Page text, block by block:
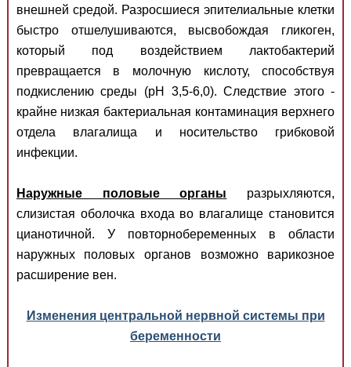
внешней средой. Разросшиеся эпителиальные клетки
быстро отшелушиваются, высвобождая гликоген,
который под воздействием лактобактерий
превращается в молочную кислоту, способствуя
подкислению среды (pH 3,5-6,0). Следствие этого -
крайне низкая бактериальная контаминация верхнего
отдела влагалища и носительство грибковой
инфекции.
Наружные половые органы разрыхляются,
слизистая оболочка входа во влагалище становится
цианотичной. У повторнобеременных в области
наружных половых органов возможно варикозное
расширение вен.
Изменения центральной нервной системы при
беременности